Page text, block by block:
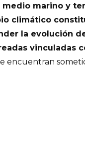
medio marino y
climático
la evolución
vinculadas
encuentran